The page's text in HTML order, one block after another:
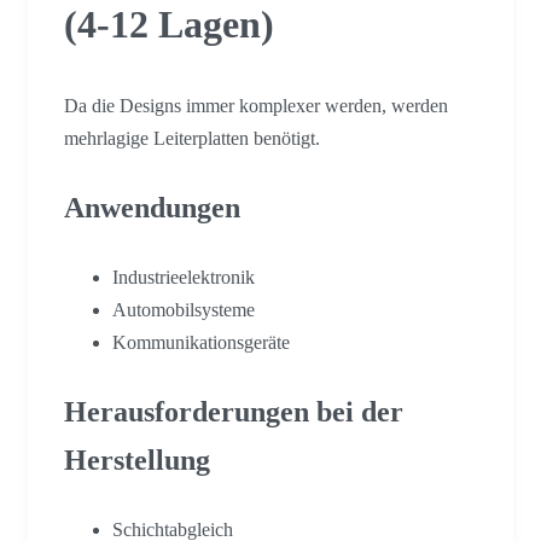
(4-12 Lagen)
Da die Designs immer komplexer werden, werden
mehrlagige Leiterplatten benötigt.
Anwendungen
Industrieelektronik
Automobilsysteme
Kommunikationsgeräte
Herausforderungen bei der
Herstellung
Schichtabgleich